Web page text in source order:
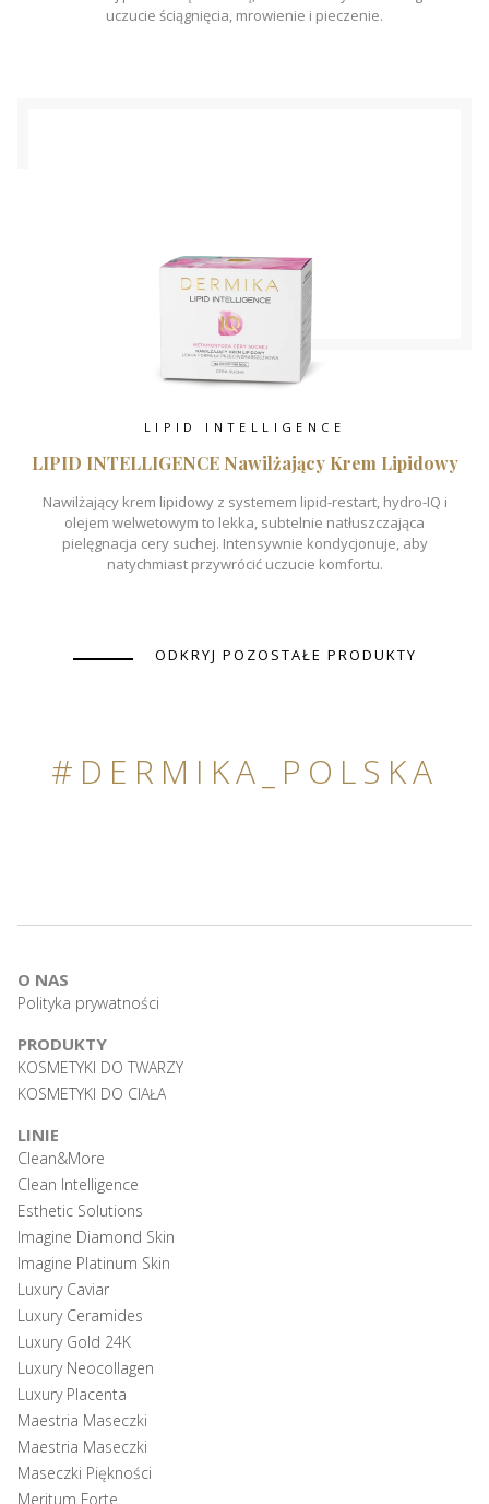
uczucie ściągnięcia, mrowienie i pieczenie.
LIPID INTELLIGENCE
LIPID INTELLIGENCE Nawilżający Krem Lipidowy
Nawilżający krem lipidowy z systemem lipid-restart, hydro-IQ i
olejem welwetowym to lekka, subtelnie natłuszczająca
pielęgnacja cery suchej. Intensywnie kondycjonuje, aby
natychmiast przywrócić uczucie komfortu.
ODKRYJ POZOSTAŁE PRODUKTY
#DERMIKA_POLSKA
O NAS
Polityka prywatności
PRODUKTY
KOSMETYKI DO TWARZY
KOSMETYKI DO CIAŁA
LINIE
Clean&More
Clean Intelligence
Esthetic Solutions
Imagine Diamond Skin
Imagine Platinum Skin
Luxury Caviar
Luxury Ceramides
Luxury Gold 24K
Luxury Neocollagen
Luxury Placenta
Maestria Maseczki
Maestria Maseczki
Maseczki Piękności
Meritum Forte